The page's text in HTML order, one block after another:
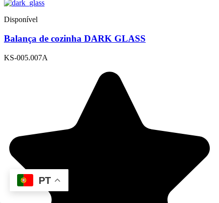
Disponível
Balança de cozinha DARK GLASS
KS-005.007A
PT